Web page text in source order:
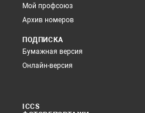
Мой профсоюз
Архив номеров
ПОДПИСКА
Бумажная версия
Онлайн-версия
ICCS